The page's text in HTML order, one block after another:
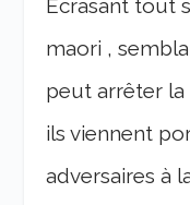
Ecrasant tout
maori ,
peut arrêter la
ils viennent
adversaires à